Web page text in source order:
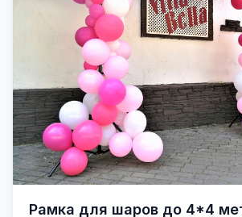
Рамка для шаров до 4*4